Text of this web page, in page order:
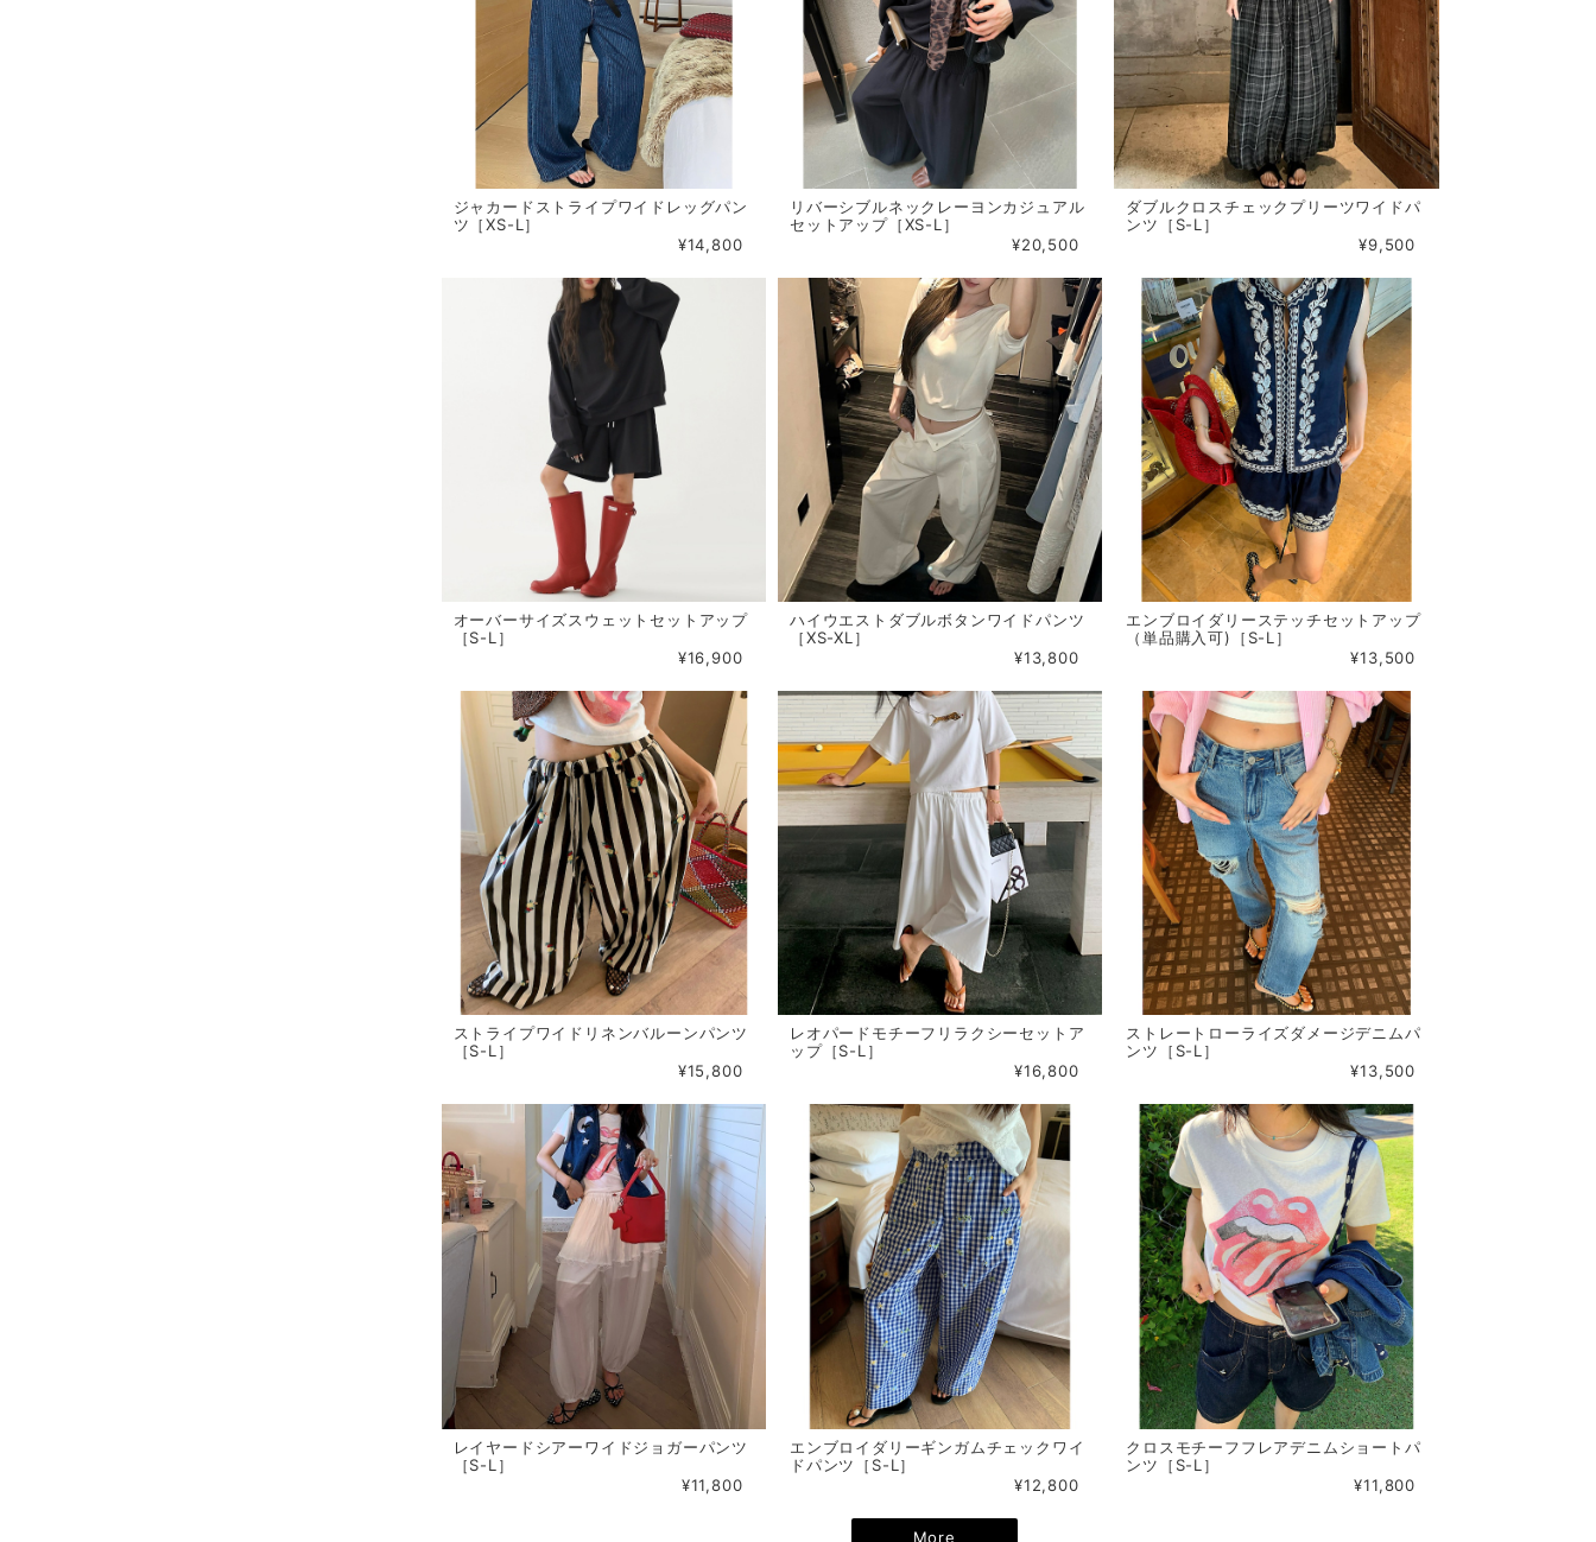
ジャカードストライプワイドレッグパン
ツ［XS-L］
¥14,800
リバーシブルネックレーヨンカジュアル
セットアップ［XS-L］
¥20,500
ダブルクロスチェックプリーツワイドパ
ンツ［S-L］
¥9,500
オーバーサイズスウェットセットアップ
［S-L］
¥16,900
ハイウエストダブルボタンワイドパンツ
［XS-XL］
¥13,800
エンブロイダリーステッチセットアップ
（単品購入可)［S-L］
¥13,500
ストライプワイドリネンバルーンパンツ
［S-L］
¥15,800
レオパードモチーフリラクシーセットア
ップ［S-L］
¥16,800
ストレートローライズダメージデニムパ
ンツ［S-L］
¥13,500
レイヤードシアーワイドジョガーパンツ
［S-L］
¥11,800
エンブロイダリーギンガムチェックワイ
ドパンツ［S-L］
¥12,800
クロスモチーフフレアデニムショートパ
ンツ［S-L］
¥11,800
More